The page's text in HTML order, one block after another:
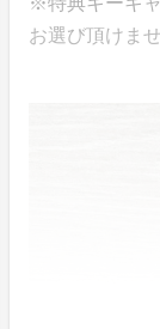
お選び頂けま